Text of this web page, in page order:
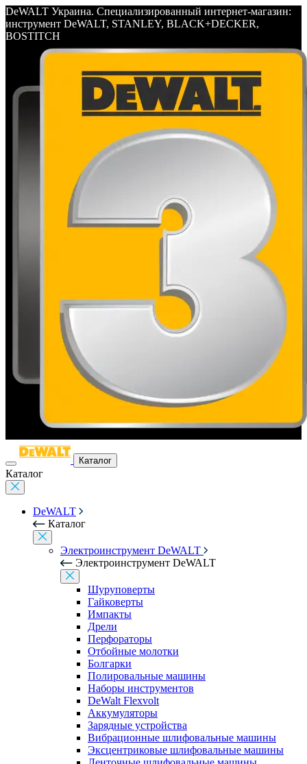
DeWALT Украина. Специализированный интернет-магазин:
инструмент DeWALT, STANLEY, BLACK+DECKER,
BOSTITCH
Каталог
Каталог
DeWALT
Каталог
Электроинструмент DeWALT
Электроинструмент DeWALT
Шуруповерты
Гайковерты
Импакты
Дрели
Перфораторы
Отбойные молотки
Болгарки
Полировальные машины
Наборы инструментов
DeWalt Flexvolt
Аккумуляторы
Зарядные устройства
Вибрационные шлифовальные машины
Эксцентриковые шлифовальные машины